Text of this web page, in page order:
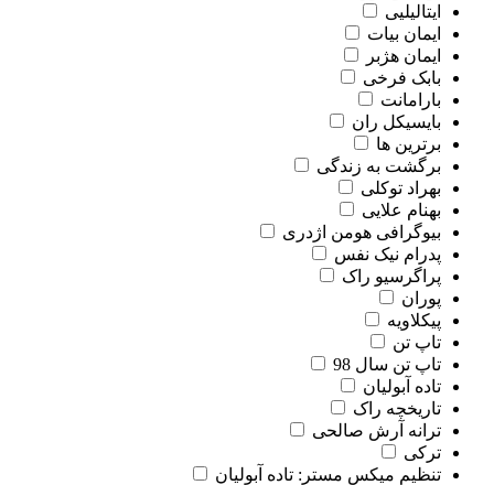
ایتالیلیی
ایمان بیات
ایمان هژبر
بابک فرخی
بارامانت
بایسیکل ران
برترین ها
برگشت به زندگی
بهراد توکلی
بهنام علایی
بیوگرافی هومن اژدری
پدرام نیک نفس
پراگرسیو راک
پوران
پیکلاویه
تاپ تن
تاپ تن سال 98
تاده آبولیان
تاریخچه راک
ترانه آرش صالحی
ترکی
تنظیم میکس مستر: تاده آبولیان